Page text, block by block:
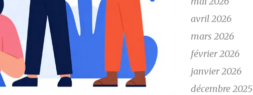
avril 2026
mars 2026
février 2026
janvier 2026
décembre 2025